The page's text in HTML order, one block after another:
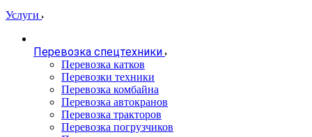
Услуги
Перевозка спецтехники
Перевозка катков
Перевозки техники
Перевозка комбайна
Перевозка автокранов
Перевозка тракторов
Перевозка погрузчиков